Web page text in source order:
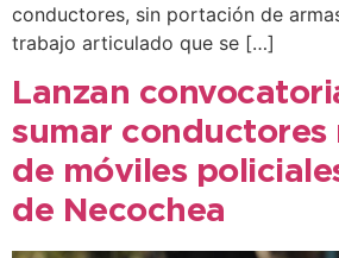
conductores, sin portación de
trabajo articulado que se […]
Lanzan
sumar conductores
de móviles
de Necochea